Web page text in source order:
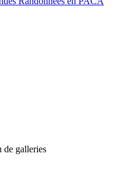
de galleries